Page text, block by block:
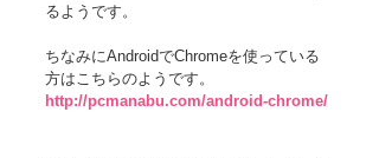
るようです。
ちなみにAndroidでChromeを使っている
方はこちらのようです。
http://pcmanabu.com/android-chrome/